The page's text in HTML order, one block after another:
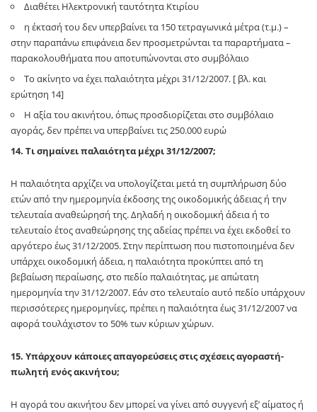
Διαθέτει Ηλεκτρονική ταυτότητα Κτιρίου
η έκτασή του δεν υπερβαίνει τα 150 τετραγωνικά μέτρα (τ.μ.) –
στην παραπάνω επιφάνεια δεν προσμετρώνται τα παραρτήματα –
παρακολουθήματα που αποτυπώνονται στο συμβόλαιο
Το ακίνητο να έχει παλαιότητα μέχρι 31/12/2007. [ βλ. και
ερώτηση 14]
Η αξία του ακινήτου, όπως προσδιορίζεται στο συμβόλαιο
αγοράς, δεν πρέπει να υπερβαίνει τις 250.000 ευρώ
14. Τι σημαίνει παλαιότητα μέχρι 31/12/2007;
Η παλαιότητα αρχίζει να υπολογίζεται μετά τη συμπλήρωση δύο
ετών από την ημερομηνία έκδοσης της οικοδομικής άδειας ή την
τελευταία αναθεώρησή της. Δηλαδή η οικοδομική άδεια ή το
τελευταίο έτος αναθεώρησης της αδείας πρέπει να έχει εκδοθεί το
αργότερο έως 31/12/2005. Στην περίπτωση που πιστοποιημένα δεν
υπάρχει οικοδομική άδεια, η παλαιότητα προκύπτει από τη
βεβαίωση περαίωσης, στο πεδίο παλαιότητας, με απώτατη
ημερομηνία την 31/12/2007. Εάν στο τελευταίο αυτό πεδίο υπάρχουν
περισσότερες ημερομηνίες, πρέπει η παλαιότητα έως 31/12/2007 να
αφορά τουλάχιστον το 50% των κύριων χώρων.
15. Υπάρχουν κάποιες απαγορεύσεις στις σχέσεις αγοραστή-
πωλητή ενός ακινήτου;
Η αγορά του ακινήτου δεν μπορεί να γίνει από συγγενή εξ’ αίματος ή